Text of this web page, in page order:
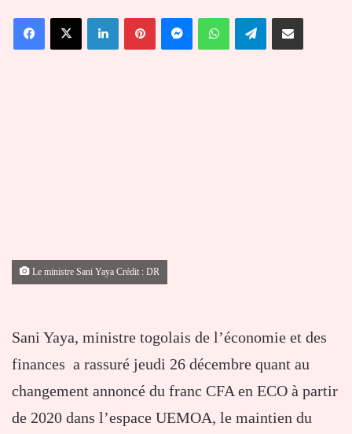
courriel
FacebookX LinkedinPinterestMessengerWhatsAppTelegramPartager par email
Le ministre Sani Yaya Crédit : DR
Sani Yaya, ministre togolais de l’économie et des
finances a rassuré jeudi 26 décembre quant au
changement annoncé du franc CFA en ECO à partir
de 2020 dans l’espace UEMOA, le maintien du